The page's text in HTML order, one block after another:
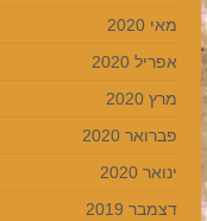
מאי 2020
אפריל 2020
מרץ 2020
פברואר 2020
ינואר 2020
דצמבר 2019